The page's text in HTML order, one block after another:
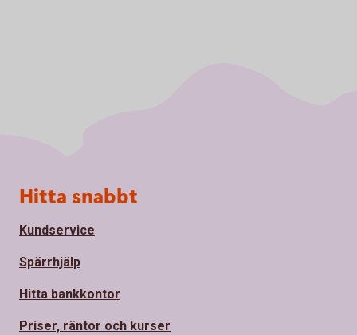
Sidfot
Hitta snabbt
Kundservice
Spärrhjälp
Hitta bankkontor
Priser, räntor och kurser